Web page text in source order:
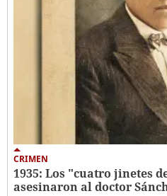
CRIMEN
1935: Los "cuatro jinetes
asesinaron al doctor